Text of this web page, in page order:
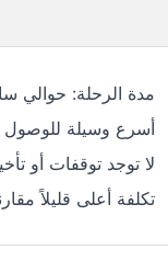
مدة الرحلة: حوالي
أسرع وسيلة للوصول
لا توجد توقفات أو
تكلفة أعلى قليلاً